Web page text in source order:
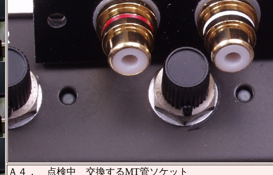
Ａ４． 点検中 交換するMT管ソケット